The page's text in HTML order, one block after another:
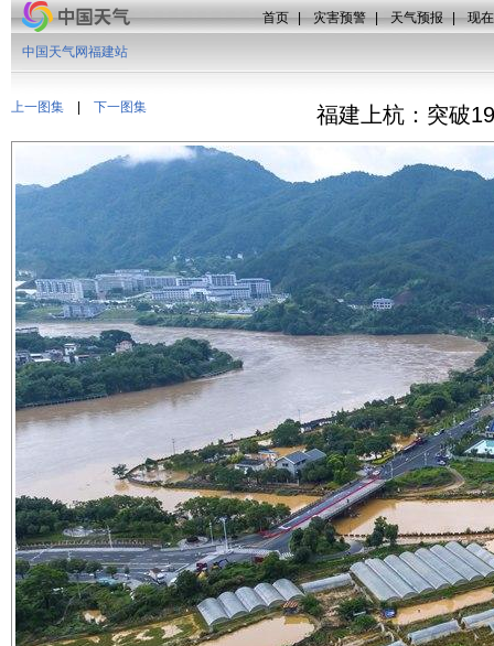
首页 | 灾害预警 | 天气预报 | 现
上一图集 下一图集
中国天气网福建站
福建上杭：突破